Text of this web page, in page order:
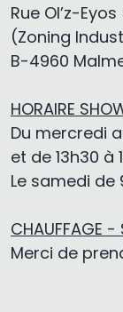
Rue Ol’z-Eyos
(Zoning
B-4960
HORAIRE
Du mercredi
et de 13h30 à
Le samedi de
CHAUFFAGE -
Merci de